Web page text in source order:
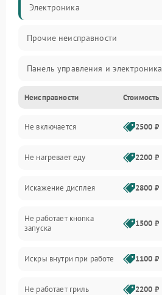
Электроника
Прочие неисправности
Панель управления и электроника
Дверца и корпус
Механика и внутренние элементы
Механические повреждения
Питание и запуск
Нагрев и приготовление
Программное обеспечение
Неисправности Стоимость
Не включается 2500 ₽
Не нагревает еду 2200 ₽
Искажение дисплея 2800 ₽
Не работает кнопка
запуска
1500 ₽
Искры внутри при работе 1100 ₽
Не работает гриль 2200 ₽